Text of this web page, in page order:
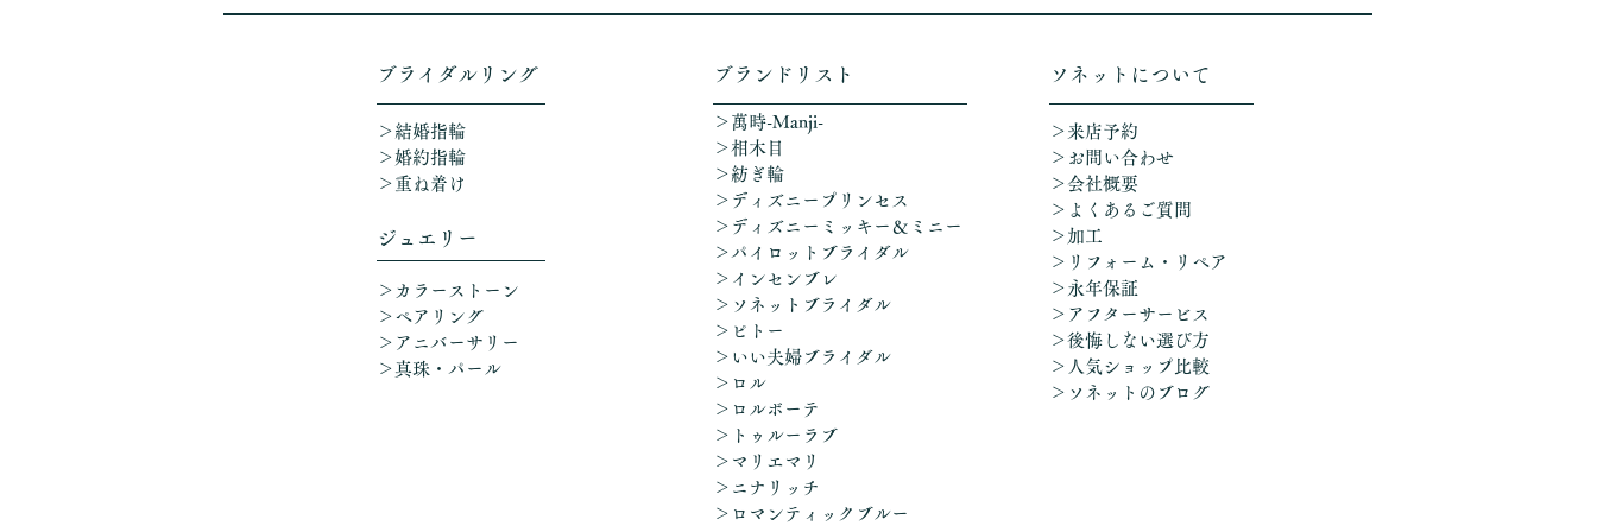
​ブライダルリング
＞結婚指輪
＞婚約指輪
＞重ね着け​
ジュエリー
＞カラーストーン
＞ペアリング
＞アニバーサリー
​ ＞真珠・パール
​ブランドリスト
＞萬時-Manji-
＞相木目
＞紡ぎ輪
＞ディズニープリンセス
​＞ディズニーミッキー＆ミニー
＞パイロットブライダル
＞インセンブレ
＞ソネットブライダル
＞ピトー
＞いい夫婦ブライダル
＞ロル
＞ロルボーテ
＞トゥルーラブ
＞マリエマリ
＞ニナリッチ
＞ロマンティックブルー
ソネットについて
＞来店予約
＞お問い合わせ
＞会社概要
＞よくあるご質問
＞加工
​ ＞リフォーム・リペア
＞永年保証
＞アフターサービス
＞後悔しない選び方
​＞人気ショップ比較
​＞ソネットのブログ